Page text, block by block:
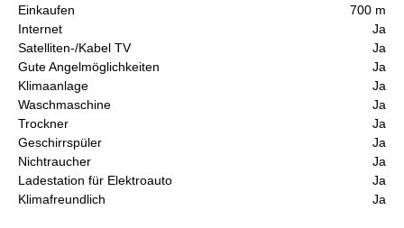
Einkaufen
700 m
Internet
Ja
Satelliten-/Kabel TV
Ja
Gute Angelmöglichkeiten
Ja
Klimaanlage
Ja
Waschmaschine
Ja
Trockner
Ja
Geschirrspüler
Ja
Nichtraucher
Ja
Ladestation für Elektroauto
Ja
Klimafreundlich
Ja